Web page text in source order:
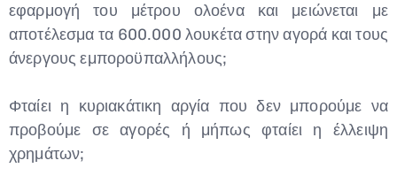
εφαρμογή του μέτρου ολοένα και μειώνεται με
αποτέλεσμα τα 600.000 λουκέτα στην αγορά και τους
άνεργους εμποροϋπαλλήλους;
Φταίει η κυριακάτικη αργία που δεν μπορούμε να
προβούμε σε αγορές ή μήπως φταίει η έλλειψη
χρημάτων;